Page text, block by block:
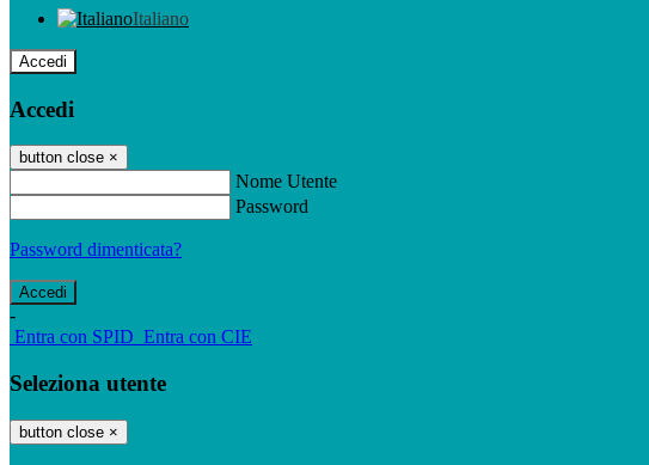
Italiano
Accedi
Accedi
button close ×
Nome Utente
Password
Password dimenticata?
-
Entra con SPID Entra con CIE
Seleziona utente
button close ×